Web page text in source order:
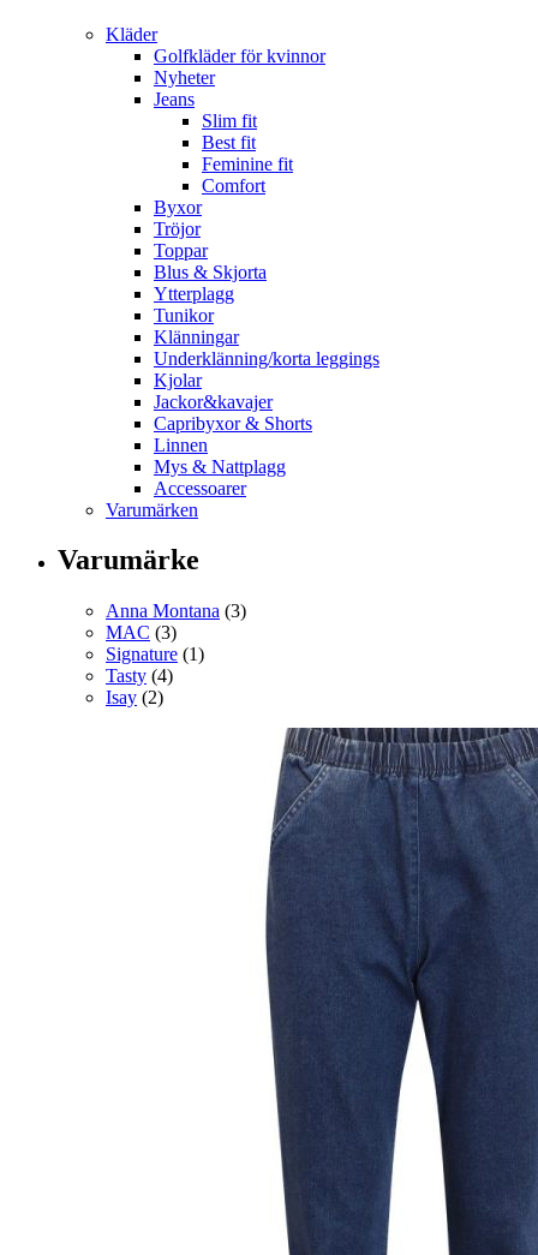
Kläder
Golfkläder för kvinnor
Nyheter
Jeans
Slim fit
Best fit
Feminine fit
Comfort
Byxor
Tröjor
Toppar
Blus & Skjorta
Ytterplagg
Tunikor
Klänningar
Underklänning/korta leggings
Kjolar
Jackor&kavajer
Capribyxor & Shorts
Linnen
Mys & Nattplagg
Accessoarer
Varumärken
Varumärke
Anna Montana (3)
MAC (3)
Signature (1)
Tasty (4)
Isay (2)